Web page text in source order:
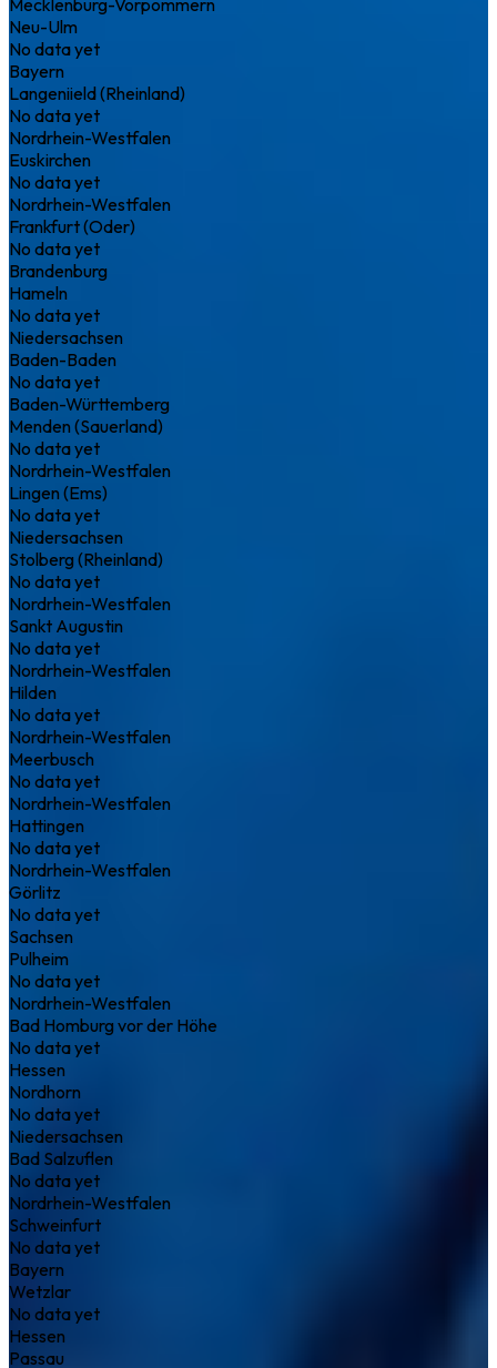
Neu-Ulm
No data yet
Bayern
Langeniield (Rheinland)
No data yet
Nordrhein-Westfalen
Euskirchen
No data yet
Nordrhein-Westfalen
Frankfurt (Oder)
No data yet
Brandenburg
Hameln
No data yet
Niedersachsen
Baden-Baden
No data yet
Baden-Württemberg
Menden (Sauerland)
No data yet
Nordrhein-Westfalen
Lingen (Ems)
No data yet
Niedersachsen
Stolberg (Rheinland)
No data yet
Nordrhein-Westfalen
Sankt Augustin
No data yet
Nordrhein-Westfalen
Hilden
No data yet
Nordrhein-Westfalen
Meerbusch
No data yet
Nordrhein-Westfalen
Hattingen
No data yet
Nordrhein-Westfalen
Görlitz
No data yet
Sachsen
Pulheim
No data yet
Nordrhein-Westfalen
Bad Homburg vor der Höhe
No data yet
Hessen
Nordhorn
No data yet
Niedersachsen
Bad Salzuflen
No data yet
Nordrhein-Westfalen
Schweinfurt
No data yet
Bayern
Wetzlar
No data yet
Hessen
Passau